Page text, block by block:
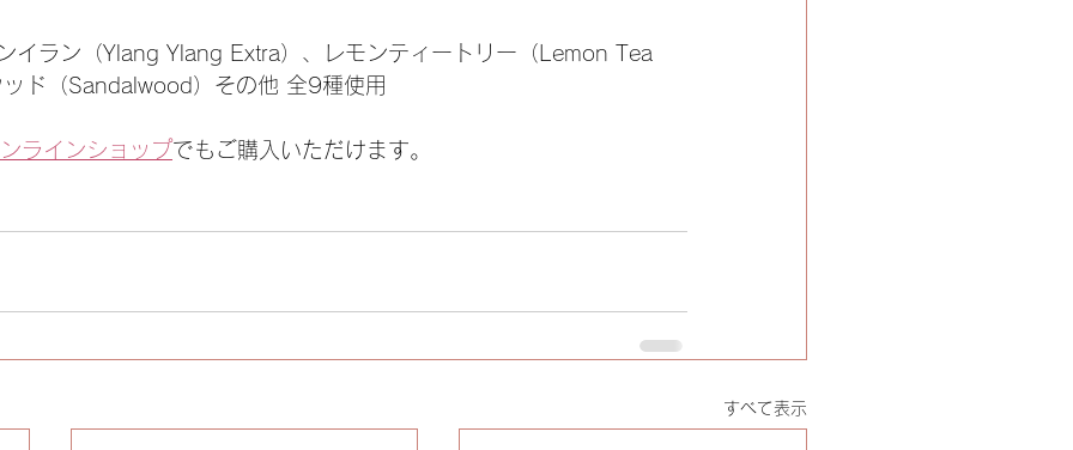
イラン（Ylang Ylang Extra）、レモンティートリー（Lemon Tea
ド（Sandalwood）その他 全9種使用
ラインショップでもご購入いただけます。
すべて表示